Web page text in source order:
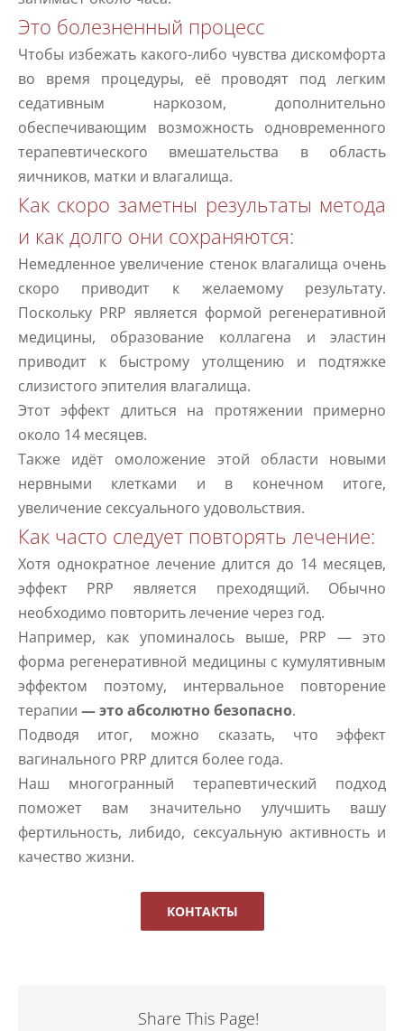
Это болезненный процесс
Чтобы избежать какого-либо чувства дискомфорта
во время процедуры, её проводят под легким
седативным наркозом, дополнительно
обеспечивающим возможность одновременного
терапевтического вмешательства в область
яичников, матки и влагалища.
Как скоро заметны результаты метода
и как долго они сохраняются:
Немедленное увеличение стенок влагалища очень
скоро приводит к желаемому результату.
Поскольку PRP является формой регенеративной
медицины, образование коллагена и эластин
приводит к быстрому утолщению и подтяжке
слизистого эпителия влагалища.
Этот эффект длиться на протяжении примерно
около 14 месяцев.
Также идёт омоложение этой области новыми
нервными клетками и в конечном итоге,
увеличение сексуального удовольствия.
Как часто следует повторять лечение:
Хотя однократное лечение длится до 14 месяцев,
эффект PRP является преходящий. Обычно
необходимо повторить лечение через год.
Например, как упоминалось выше, PRP — это
форма регенеративной медицины с кумулятивным
эффектом поэтому, интервальное повторение
терапии — это абсолютно безопасно.
Подводя итог, можно сказать, что эффект
вагинального PRP длится более года.
Наш многогранный терапевтический подход
поможет вам значительно улучшить вашу
фертильность, либидо, сексуальную активность и
качество жизни.
КОНТАКТЫ
Share This Page!